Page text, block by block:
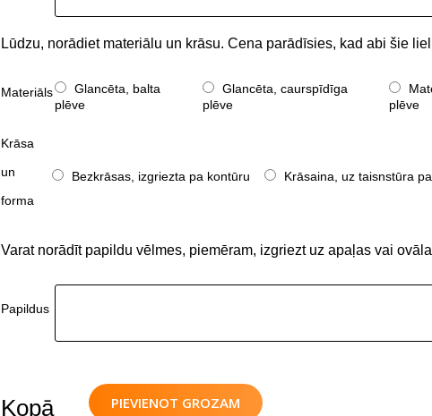
Lūdzu, norādiet materiālu un krāsu. Cena parādīsies, kad abi šie
Materiāls
Glancēta, balta
plēve
Glancēta, caurspīdīga
plēve
plēve
Krāsa
un
forma
Bezkrāsas, izgriezta pa kontūru Krāsaina, uz taisnstūra
Varat norādīt papildu vēlmes, piemēram, izgriezt uz apaļas vai
Papildus
PIEVIENOT GROZAM
Kopā